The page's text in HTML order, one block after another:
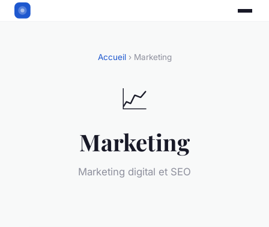
Accueil› Marketing
📈
Marketing
Marketing digital et SEO